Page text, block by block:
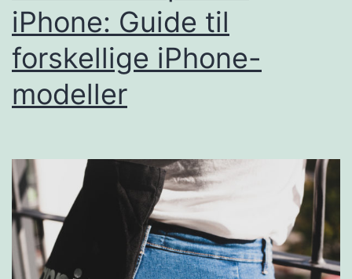
iPhone: Guide til
forskellige iPhone-
modeller